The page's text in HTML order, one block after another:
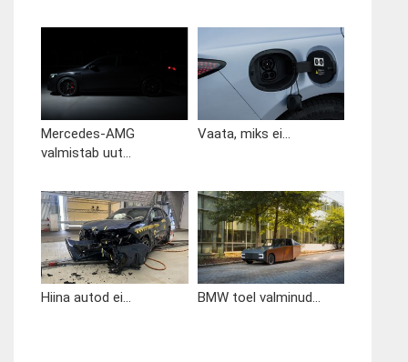
Mercedes-AMG
valmistab uut...
Vaata, miks ei...
Hiina autod ei... BMW toel valminud...